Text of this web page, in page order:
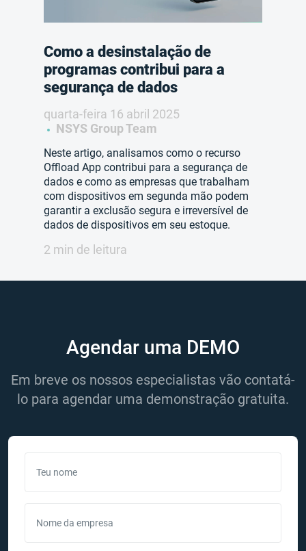
Como a desinstalação de
programas contribui para a
segurança de dados
quarta-feira 16 abril 2025
NSYS Group Team
Neste artigo, analisamos como o recurso
Offload App contribui para a segurança de
dados e como as empresas que trabalham
com dispositivos em segunda mão podem
garantir a exclusão segura e irreversível de
dados de dispositivos em seu estoque.
2 min de leitura
Agendar uma DEMO
Em breve os nossos especialistas vão contatá-
lo para agendar uma demonstração gratuita.
Teu nome
Nome da empresa